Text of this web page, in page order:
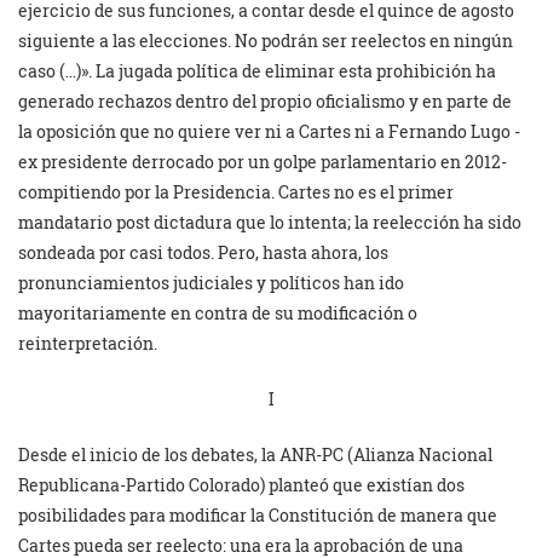
ejercicio de sus funciones, a contar desde el quince de agosto
siguiente a las elecciones. No podrán ser reelectos en ningún
caso (…)». La jugada política de eliminar esta prohibición ha
generado rechazos dentro del propio oficialismo y en parte de
la oposición que no quiere ver ni a Cartes ni a Fernando Lugo -
ex presidente derrocado por un golpe parlamentario en 2012-
compitiendo por la Presidencia. Cartes no es el primer
mandatario post dictadura que lo intenta; la reelección ha sido
sondeada por casi todos. Pero, hasta ahora, los
pronunciamientos judiciales y políticos han ido
mayoritariamente en contra de su modificación o
reinterpretación.
I
Desde el inicio de los debates, la ANR-PC (Alianza Nacional
Republicana-Partido Colorado) planteó que existían dos
posibilidades para modificar la Constitución de manera que
Cartes pueda ser reelecto: una era la aprobación de una